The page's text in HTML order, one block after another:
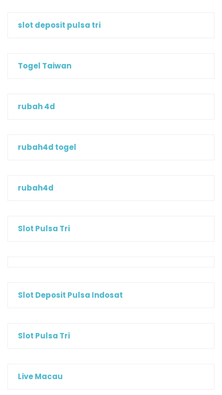
slot deposit pulsa tri
Togel Taiwan
rubah 4d
rubah4d togel
rubah4d
Slot Pulsa Tri
Slot Deposit Pulsa Indosat
Slot Pulsa Tri
Live Macau